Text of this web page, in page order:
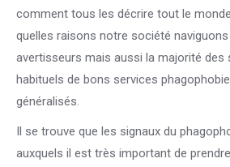
comment tous les décrire tout le
quelles raisons notre société
avertisseurs mais aussi la majorité des
habituels de bons services
généralisés.
Il se trouve que les signaux du
auxquels il est très important de